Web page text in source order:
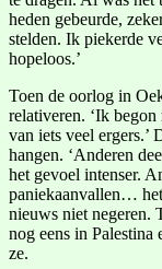
heden gebeurde,
stelden. Ik piekerde
hopeloos.’
Toen de oorlog in
relativeren. ‘Ik
van iets veel ergers.’
hangen. ‘Anderen
het gevoel intenser.
paniekaanvallen…
nieuws niet negeren.
nog eens in Palestina
ze.